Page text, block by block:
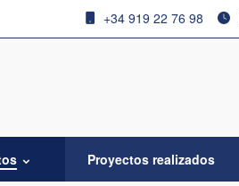
+34 919 22 76 98
Proyectos realizados